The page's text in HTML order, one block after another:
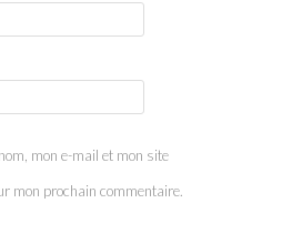
mon e-mail et mon site
mon prochain commentaire.